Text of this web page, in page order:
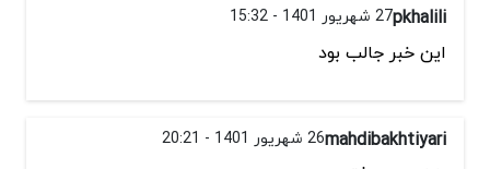
pkhalili27 شهریور 1401 - 15:32
این خبر جالب بود
mahdibakhtiyari26 شهریور 1401 - 20:21